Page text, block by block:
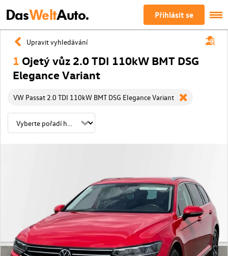
DasWeltAuto. Přihlásit se
Upravit vyhledávání
1 Ojetý vůz 2.0 TDI 110kW BMT DSG
Elegance Variant
VW Passat 2.0 TDI 110kW BMT DSG Elegance Variant